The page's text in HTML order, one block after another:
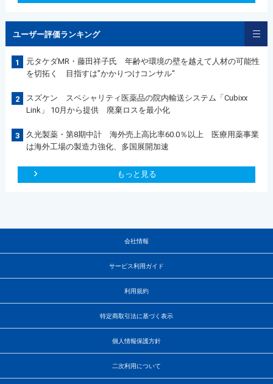
ユーザー評価ランキング
1
元タケダMR・藤田祥子氏 年齢や環境の壁を越えて人材の可能性
を切拓く 目指すは”かかりつけコンサル“
2
スズケン スペシャリティ医薬品の院内輸送システム「Cubixx
Link」 10月から提供 廃棄ロスを最小化
3
久光製薬・第8期中計 海外売上高比率60.0％以上 医療用薬事業
は海外工場の製造力強化、多国展開加速
もっと見る
会社情報
サービス利用ガイド
利用規約
特定商取引法に基づく表示
個人情報保護方針
二次利用について